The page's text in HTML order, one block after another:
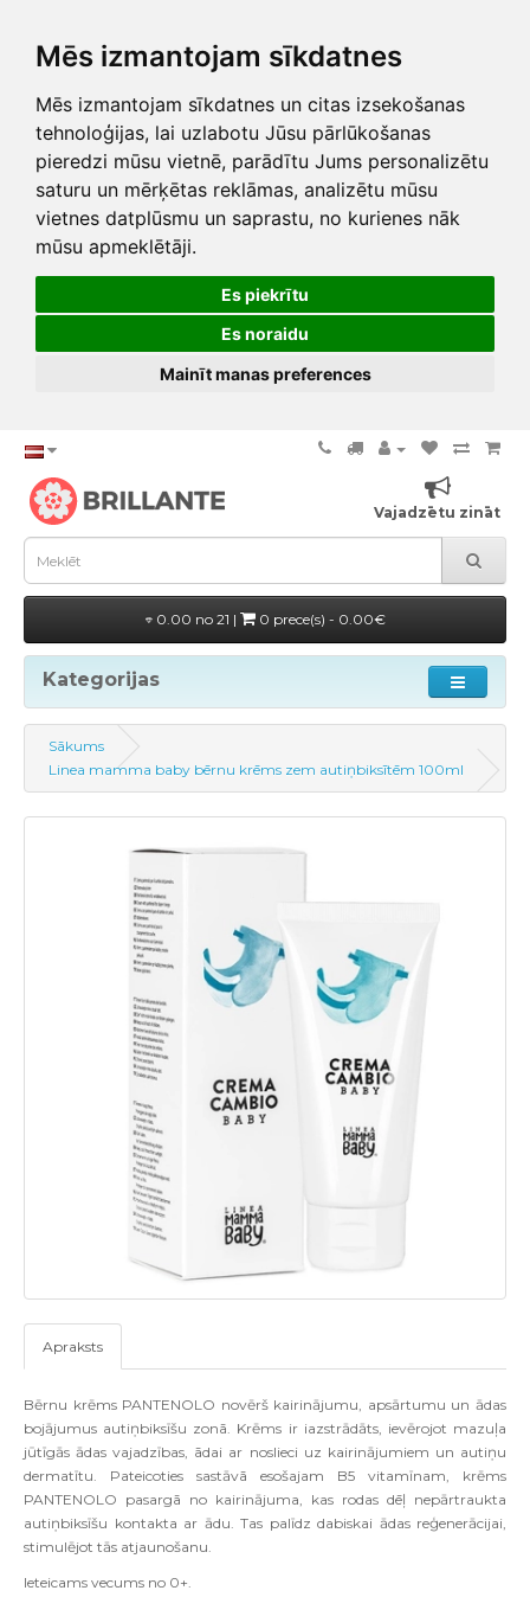
Mēs izmantojam sīkdatnes
Mēs izmantojam sīkdatnes un citas izsekošanas
tehnoloģijas, lai uzlabotu Jūsu pārlūkošanas
pieredzi mūsu vietnē, parādītu Jums personalizētu
saturu un mērķētas reklāmas, analizētu mūsu
vietnes datplūsmu un saprastu, no kurienes nāk
mūsu apmeklētāji.
Es piekrītu
Es noraidu
Mainīt manas preferences
Vajadzētu zināt
0.00 no 21 | 0 prece(s) - 0.00€
Kategorijas
Sākums
Linea mamma baby bērnu krēms zem autiņbiksītēm 100ml
Apraksts
Bērnu krēms PANTENOLO novērš kairinājumu, apsārtumu unādas
bojājumus autiņbiksīšu zonā. Krēms ir iazstrādāts, ievērojot mazuļa
jūtīgāsādas vajadzības, ādai ar noslieci uz kairinājumiem un autiņu
dermatītu. Pateicoties sastāvā esošajam B5 vitamīnam, krēms
PANTENOLO pasargā no kairinājuma, kas rodas dēļ nepārtraukta
autiņbiksīšu kontakta ar ādu. Tas palīdz dabiskai ādas reģenerācijai,
stimulējot tās atjaunošanu.
Ieteicams vecums no 0+.